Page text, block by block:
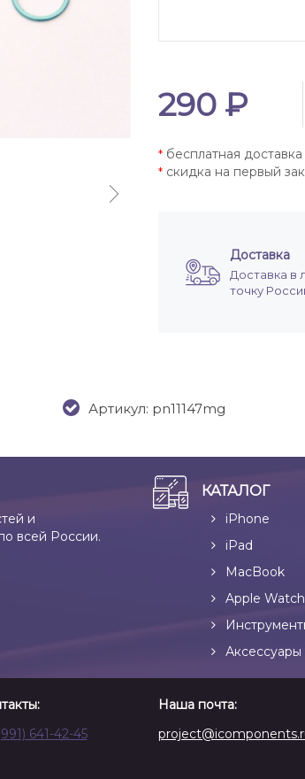
290 ₽
*бесплатная
*скидка на первый
Доставка
Доставка в
точку
Артикул: pn11147mg
и
всей России.
КАТАЛОГ
iPhone
iPad
MacBook
Apple Watch
Аксессуары
641-42-45
Наша почта: